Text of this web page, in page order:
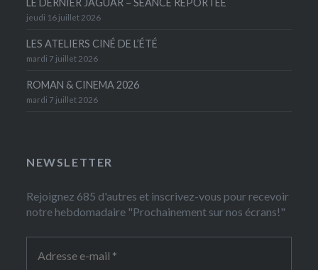
jeudi 16 juillet 2026
LES ATELIERS CINÉ DE L’ÉTÉ
mardi 7 juillet 2026
ROMAN & CINEMA 2026
mardi 7 juillet 2026
NEWSLETTER
Rejoignez 685 d'autres et inscrivez-vous pour recevoir
notre hebdomadaire "Prochainement sur nos écrans!"